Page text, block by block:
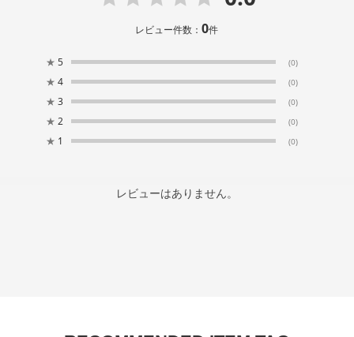
レビュー件数：0件
★ 5 (0)
★ 4 (0)
★ 3 (0)
★ 2 (0)
★ 1 (0)
レビューはありません。